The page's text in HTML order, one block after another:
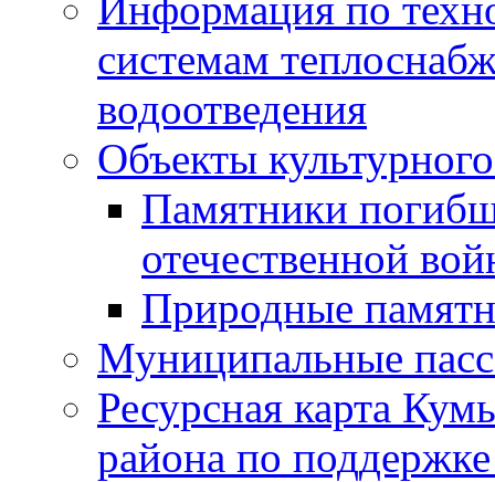
системам
водоотведения
Объекты
Памятники
отечественной
Природные
Муниципальные
Ресурсная карта
района по